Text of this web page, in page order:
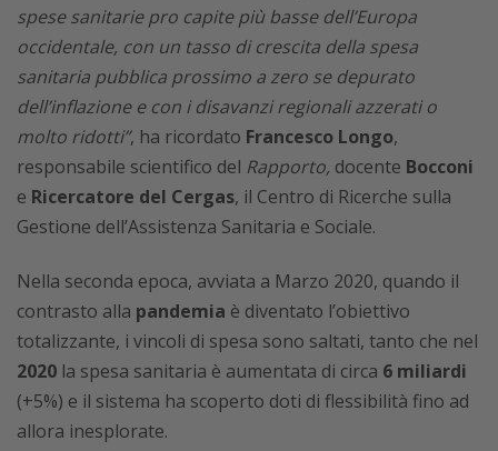
spese sanitarie pro capite più basse dell’Europa
occidentale, con un tasso di crescita della spesa
sanitaria pubblica prossimo a zero se depurato
dell’inflazione e con i disavanzi regionali azzerati o
molto ridotti”, ha ricordato Francesco Longo,
responsabile scientifico del Rapporto, docente Bocconi
e Ricercatore del Cergas, il Centro di Ricerche sulla
Gestione dell’Assistenza Sanitaria e Sociale.
Nella seconda epoca, avviata a Marzo 2020, quando il
contrasto alla pandemia è diventato l’obiettivo
totalizzante, i vincoli di spesa sono saltati, tanto che nel
2020 la spesa sanitaria è aumentata di circa 6 miliardi
(+5%) e il sistema ha scoperto doti di flessibilità fino ad
allora inesplorate.